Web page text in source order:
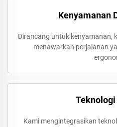
Kenyamanan
Dirancang untuk kenyamanan,
menawarkan perjalanan
Kami mengintegrasikan